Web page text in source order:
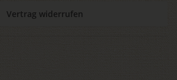
Vertrag widerrufen